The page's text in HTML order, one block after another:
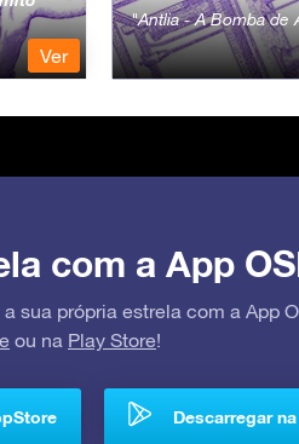
Ver
Antlia - A Bomba de
com a App
sua própria estrela com a App
ou na Play Store!
Descarregar